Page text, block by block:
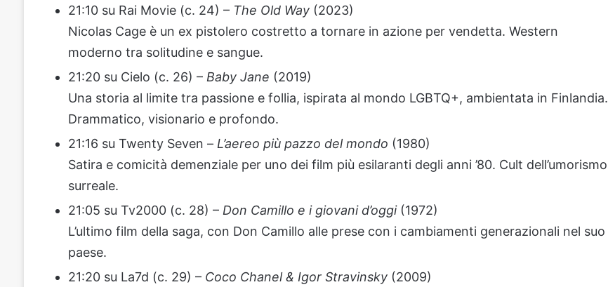
21:10 su Rai Movie (c. 24) – The Old Way(2023)
Nicolas Cage è un ex pistolero costretto a tornare in azione per vendetta. Western
moderno tra solitudine e sangue.
21:20 su Cielo (c. 26) – Baby Jane (2019)
Una storia al limite tra passione e follia, ispirata al mondo LGBTQ+, ambientata in Finlandia.
Drammatico, visionario e profondo.
21:16 su Twenty Seven – L’aereo più pazzo del mondo (1980)
Satira e comicità demenziale per uno dei film più esilaranti degli anni ’80. Cult dell’umorismo
surreale.
21:05 su Tv2000 (c. 28) – Don Camillo e i giovani d’oggi(1972)
L’ultimo film della saga, con Don Camillo alle prese con i cambiamenti generazionali nel suo
paese.
21:20 su La7d (c. 29) – Coco Chanel & Igor Stravinsky(2009)